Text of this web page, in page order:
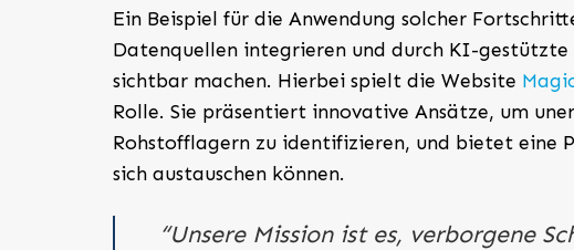
Ein Beispiel für die Anwendung solcher
Datenquellen integrieren und durch KI-gestützte
sichtbar machen. Hierbei spielt die Website
Rolle. Sie präsentiert innovative Ansätze, um
Rohstofflagern zu identifizieren, und bietet eine
sich austauschen können.
“Unsere Mission ist es, verborgene